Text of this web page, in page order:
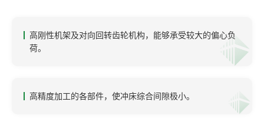
高刚性机架及对向回转齿轮机构，能够承受较大的偏心负
荷。
高精度加工的各部件，使冲床综合间隙极小。